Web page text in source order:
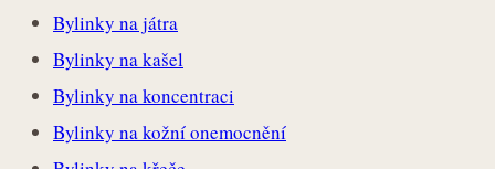
Bylinky na játra
Bylinky na kašel
Bylinky na koncentraci
Bylinky na kožní onemocnění